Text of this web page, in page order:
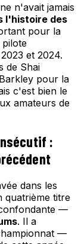
n'avait jamais
l'histoire des
pour la
pilote
et 2024.
de Shai
pour la
c'est bien le
amateurs de
:
dans les
quatrième titre
—
. Il a
—